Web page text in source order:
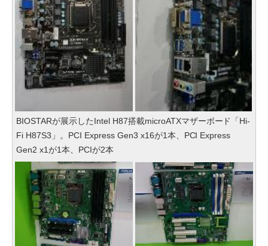
BIOSTARが展示したIntel H87搭載microATXマザーボード「Hi-
Fi H87S3」。PCI Express Gen3 x16が1本、PCI Express
Gen2 x1が1本、PCIが2本